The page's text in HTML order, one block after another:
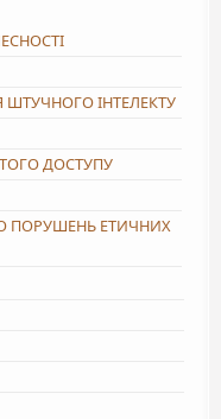
ІНТЕЛЕКТУ
ДОСТУПУ
ПОРУШЕНЬ ЕТИЧНИХ